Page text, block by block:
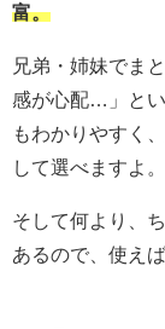
富。
兄弟・姉妹でま
感が心配…」と
もわかりやすく
して選べますよ。
そして何より、
あるので、使え